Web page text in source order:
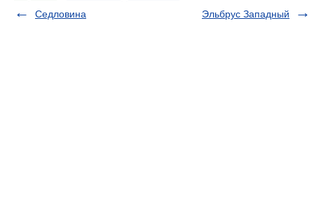
Седловина
Эльбрус Западный